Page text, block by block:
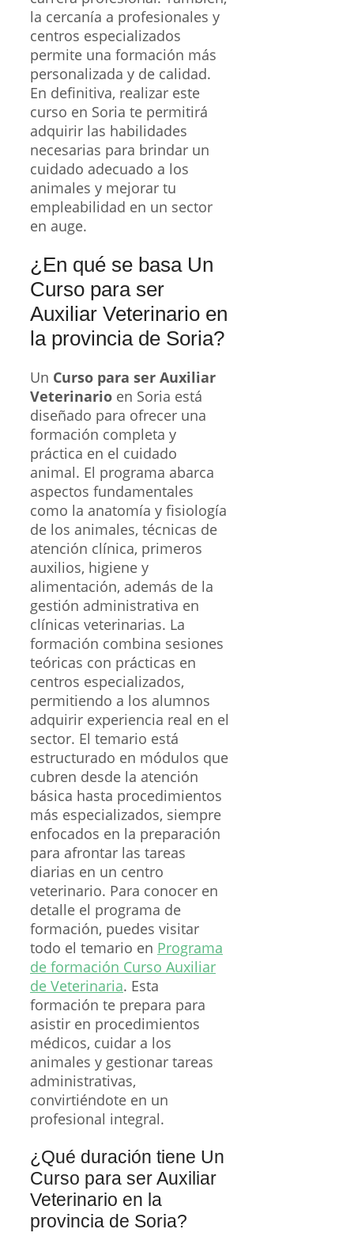
la cercanía a profesionales y
centros especializados
permite una formación más
personalizada y de calidad.
En definitiva, realizar este
curso en Soria te permitirá
adquirir las habilidades
necesarias para brindar un
cuidado adecuado a los
animales y mejorar tu
empleabilidad en un sector
en auge.
¿En qué se basa Un
Curso para ser
Auxiliar Veterinario en
la provincia de Soria?
Un Curso para ser Auxiliar
Veterinario en Soria está
diseñado para ofrecer una
formación completa y
práctica en el cuidado
animal. El programa abarca
aspectos fundamentales
como la anatomía y fisiología
de los animales, técnicas de
atención clínica, primeros
auxilios, higiene y
alimentación, además de la
gestión administrativa en
clínicas veterinarias. La
formación combina sesiones
teóricas con prácticas en
centros especializados,
permitiendo a los alumnos
adquirir experiencia real en el
sector. El temario está
estructurado en módulos que
cubren desde la atención
básica hasta procedimientos
más especializados, siempre
enfocados en la preparación
para afrontar las tareas
diarias en un centro
veterinario. Para conocer en
detalle el programa de
formación, puedes visitar
todo el temario en Programa
de formación Curso Auxiliar
de Veterinaria. Esta
formación te prepara para
asistir en procedimientos
médicos, cuidar a los
animales y gestionar tareas
administrativas,
convirtiéndote en un
profesional integral.
¿Qué duración tiene Un
Curso para ser Auxiliar
Veterinario en la
provincia de Soria?